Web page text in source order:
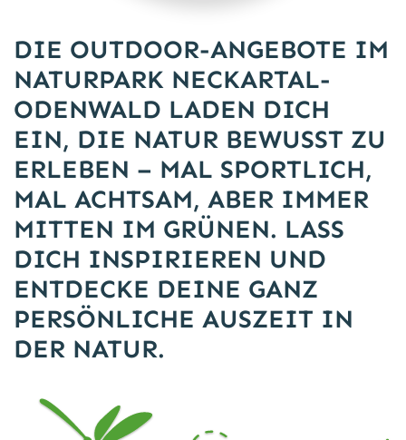
DIE OUTDOOR-ANGEBOTE IM
NATURPARK NECKARTAL-
ODENWALD LADEN DICH
EIN, DIE NATUR BEWUSST ZU
ERLEBEN – MAL SPORTLICH,
MAL ACHTSAM, ABER IMMER
MITTEN IM GRÜNEN. LASS
DICH INSPIRIEREN UND
ENTDECKE DEINE GANZ
PERSÖNLICHE AUSZEIT IN
DER NATUR.